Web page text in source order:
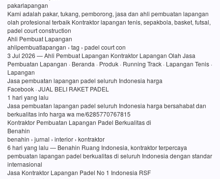
pakarlapangan
Kami adalah pakar, tukang, pemborong, jasa dan ahli pembuatan lapangan
olah profesional terbaik Kontraktor lapangan tenis, sepakbola, basket, futsal,
padel court construction
Ahli Pembuat Lapangan
ahlipembuatlapangan › tag › padel court con
3 Jul 2026 — Ahli Pembuat Lapangan Kontraktor Lapangan Olah Jasa
Pembuatan Lapangan · Beranda · Produk · Running Track · Lapangan Tenis ·
Lapangan
Jasa pembuatan lapangan padel seluruh Indonesia harga
Facebook · JUAL BELI RAKET PADEL
1 hari yang lalu
Jasa pembuatan lapangan padel seluruh Indonesia harga bersahabat dan
berkualitas info harga wa me/6285770767815
Kontraktor Pembuatan Lapangan Padel Berkualitas di
Benahin
benahin › jurnal › interior › kontraktor
6 hari yang lalu — Benahin Ruang Indonesia, kontraktor terpercaya
pembuatan lapangan padel berkualitas di seluruh Indonesia dengan standar
internasional
Jasa Kontraktor Lapangan Padel No 1 Indonesia RSF